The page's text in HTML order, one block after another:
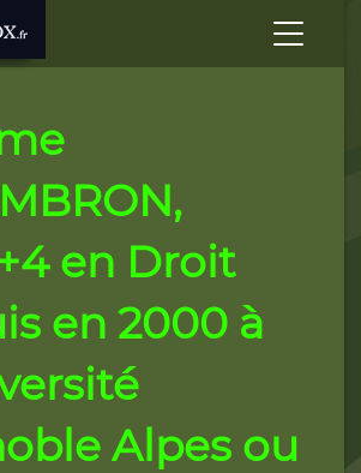
en Droit
en 2000 à
Alpes ou